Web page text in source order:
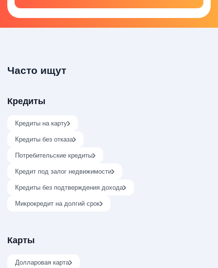
Часто ищут
Кредиты
Кредиты на карту
Кредиты без отказа
Потребительские кредиты
Кредит под залог недвижимости
Кредиты без подтверждения дохода
Микрокредит на долгий срок
Карты
Долларовая карта